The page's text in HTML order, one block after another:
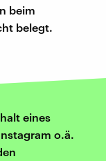
beim
belegt.
eines
o.ä.